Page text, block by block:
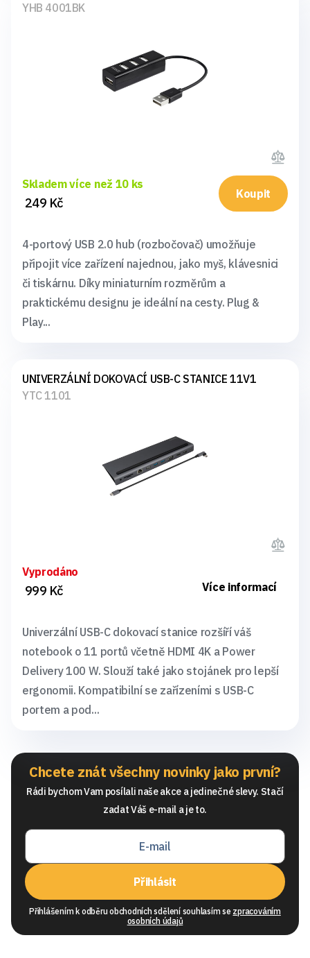
YHB 4001BK
Skladem více než 10 ks
249 Kč
Koupit
4-portový USB 2.0 hub (rozbočovač) umožňuje
připojit více zařízení najednou, jako myš, klávesnici
či tiskárnu. Díky miniaturním rozměrům a
praktickému designu je ideální na cesty. Plug &
Play...
UNIVERZÁLNÍ DOKOVACÍ USB-C STANICE 11V1
YTC 1101
Vyprodáno
999 Kč Více informací
Univerzální USB-C dokovací stanice rozšíří váš
notebook o 11 portů včetně HDMI 4K a Power
Delivery 100 W. Slouží také jako stojánek pro lepší
ergonomii. Kompatibilní se zařízeními s USB-C
portem a pod...
Chcete znát všechny novinky jako první?
Rádi bychom Vam posílali naše akce a jedinečné slevy. Stačí
zadat Váš e-mail a je to.
Přihlásit
Přihlášením k odběru obchodních sdělení souhlasím se zpracováním
osobních údajů